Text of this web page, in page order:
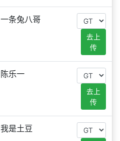
一条兔八哥
去上
传
陈乐一
去上
传
我是土豆